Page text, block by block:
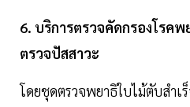
6. บริการตรวจคัดกรองโรค
ตรวจปัสสาวะ
โดยชุดตรวจพยาธิใบไม้ตับสำเ